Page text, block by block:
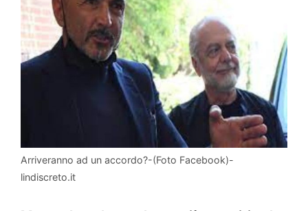
Arriveranno ad un accordo?-(Foto Facebook)-
lindiscreto.it